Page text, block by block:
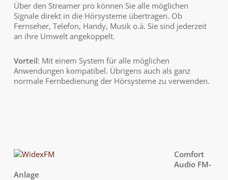
Über den Streamer pro können Sie alle möglichen
Signale direkt in die Hörsysteme übertragen. Ob
Fernseher, Telefon, Handy, Musik o.ä. Sie sind jederzeit
an ihre Umwelt angekoppelt.
Vorteil: Mit einem System für alle möglichen
Anwendungen kompatibel. Übrigens auch als ganz
normale Fernbedienung der Hörsysteme zu verwenden.
Comfort
Audio FM-
Anlage